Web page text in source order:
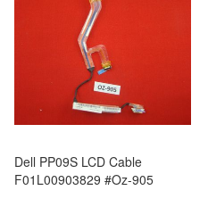
Dell PP09S LCD Cable
F01L00903829 #Oz-905